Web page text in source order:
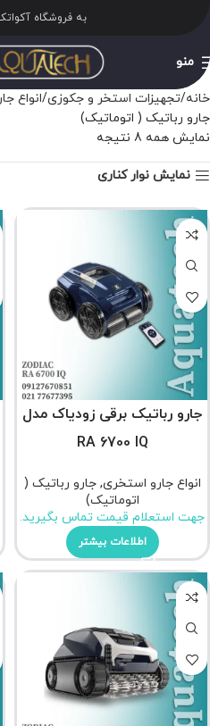
به فروشگاه
منو
خانه تجهیزات استخر و جکوزی انواع
جارو رباتیک ( اتوماتیک)
نمایش همه 8 نتیجه
نمایش نوار کناری
جارو رباتیک برقی زودیاک مدل
RA 6700 IQ
انواع جارو استخری,جارو رباتیک (
اتوماتیک)
جهت استعلام قیمت تماس بگیرید.
اطلاعات بیشتر